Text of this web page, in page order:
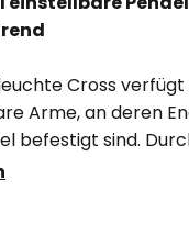
Cross
Arme, an deren
befestigt sind.
auch große
zeitgemäß